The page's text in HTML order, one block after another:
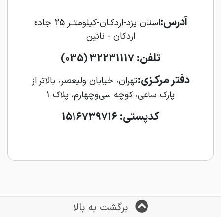
آدرس:
استان یزد-اردکـان-کیلومتــر 25 جاده
اردکان - نائین
تلفن: 32231117 (035)
دفتر مرکـزی:تهران، خیابان ولیعصر، بالاتر از
پارک ساعی، کوچه سی‌و‌چهارم، پلاک 1
کدپستی:1516739716
برگشت به بالا